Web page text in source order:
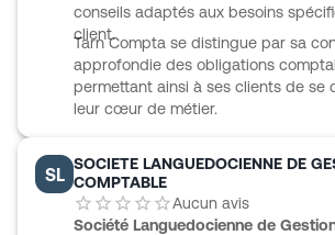
conseils adaptés aux besoins
client.
Tarn Compta se distingue par sa
approfondie des obligations
permettant ainsi à ses clients de se
leur cœur de métier.
SL
SOCIETE LANGUEDOCIENNE DE
COMPTABLE
Aucun avis
Société Languedocienne de